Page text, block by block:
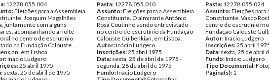
12278.055.004
Eleições para a Assembleia
Joaquim Magalhães
juntamente com alguns
acompanhando a noite
no centro de escrutínio
na Fundação Calouste
em Lisboa.
Inácio Ludgero
25 abril 1975
sexta, 25 de abril de 1975
Pasta: 12278.055.010
Assunto:Eleições para a Assembleia
Constituinte. O almirante António
Rosa Coutinho sendo entrevistado
no centro de escrutínio da Fundação
Calouste Gulbenkian, em Lisboa.
Autor:Inácio Ludgero
Inscrições:25 abril 1975
Data: sexta, 25 de abril de 1975 -
segunda, 28 de abril de 1975
Fundo:Inácio Ludgero
Pasta: 12278.055.024
Assunto:Eleições para
Constituinte. Vasco
centro de escrutínio
Fundação Calouste
Autor:Inácio Ludgero
Inscrições:25 abril
Data: sexta, 25 de abril
Fundo:Inácio Ludgero
Tipo Documental:
Página(s): 1